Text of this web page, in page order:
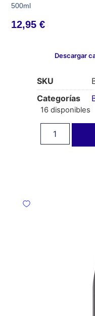
500ml
12,95€
Descargar
SKU
Categorías
16 disponibles